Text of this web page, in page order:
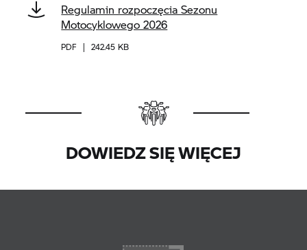
Regulamin rozpoczęcia Sezonu
Motocyklowego 2026
PDF | 242.45 KB
DOWIEDZ SIĘ WIĘCEJ